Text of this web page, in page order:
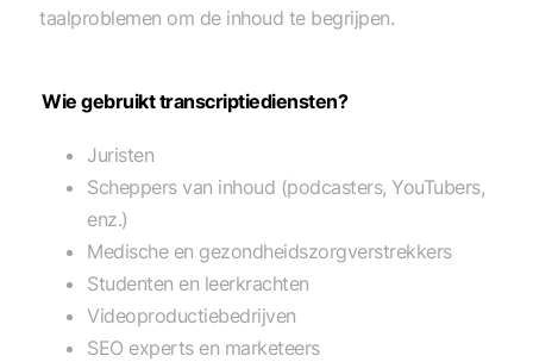
taalproblemen om de inhoud te begrijpen.
Wie gebruikt transcriptiediensten?
Juristen
Scheppers van inhoud (podcasters, YouTubers,
enz.)
Medische en gezondheidszorgverstrekkers
Studenten en leerkrachten
Videoproductiebedrijven
SEO experts en marketeers